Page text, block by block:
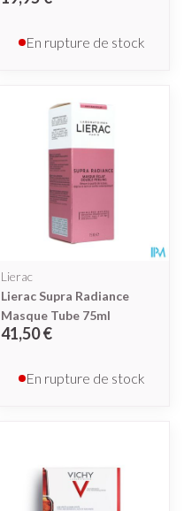
En rupture de stock
Lierac
Lierac Supra Radiance
Masque Tube 75ml
41,50 €
En rupture de stock